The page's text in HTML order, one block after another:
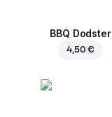
BBQ Dodster
4,50 €